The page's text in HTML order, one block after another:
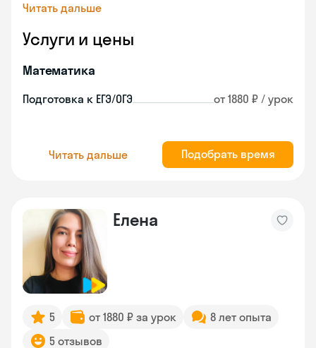
Читать дальше
Услуги и цены
Математика
Подготовка к ЕГЭ/ОГЭ от 1880 ₽ / урок
Читать дальше Подобрать время
Елена
5 от 1880 ₽ за урок
8 лет опыта
5 отзывов